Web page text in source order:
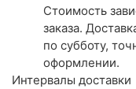
Стоимость
заказа.
по субботу,
оформлении.
Интервалы доставки